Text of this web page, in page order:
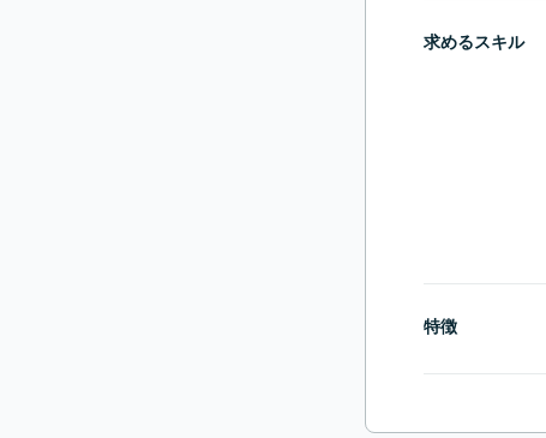
求めるスキル
特徴